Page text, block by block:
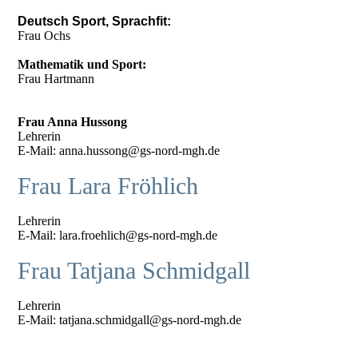
Deutsch Sport, Sprachfit:
Frau Ochs
Mathematik und Sport:
Frau Hartmann
Frau Anna Hussong
Lehrerin
E-Mail: anna.hussong@gs-nord-mgh.de
Frau Lara Fröhlich
Lehrerin
E-Mail: lara.froehlich@gs-nord-mgh.de
Frau Tatjana Schmidgall
Lehrerin
E-Mail: tatjana.schmidgall@gs-nord-mgh.de